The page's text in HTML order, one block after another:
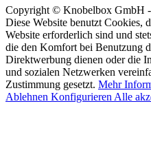
Copyright © Knobelbox GmbH
Diese Website benutzt Cookies,
Website erforderlich sind und
die den Komfort bei Benutzung
Direktwerbung dienen oder die
und sozialen Netzwerken
Zustimmung gesetzt. Mehr
Ablehnen Konfigurieren Alle